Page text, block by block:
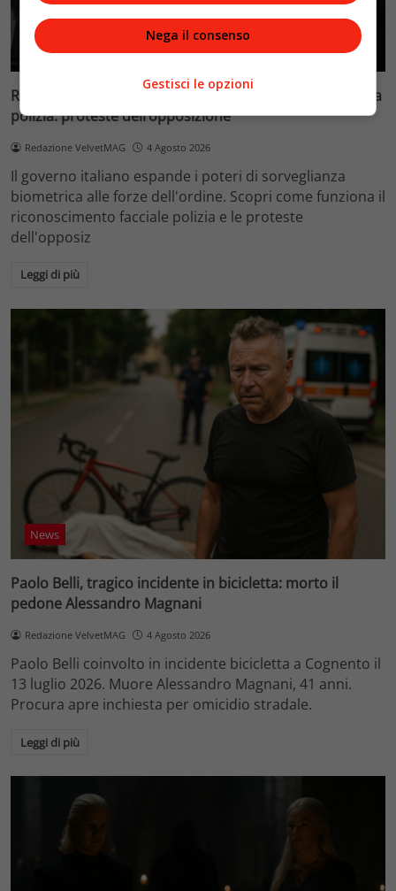
Politica
Riconoscimento facciale, il governo accelera i poteri alla
polizia: proteste dell’opposizione
Redazione VelvetMAG 4 Agosto 2026
Il governo italiano espande i poteri di sorveglianza
biometrica alle forze dell'ordine. Scopri come funziona il
riconoscimento facciale polizia e le proteste
dell'opposiz
Leggi di più
News
Paolo Belli, tragico incidente in bicicletta: morto il
pedone Alessandro Magnani
Redazione VelvetMAG 4 Agosto 2026
Paolo Belli coinvolto in incidente bicicletta a Cognento il
13 luglio 2026. Muore Alessandro Magnani, 41 anni.
Procura apre inchiesta per omicidio stradale.
Leggi di più
Nega il consenso
Gestisci le opzioni